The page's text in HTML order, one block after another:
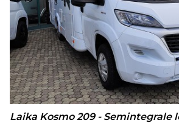
Laika Kosmo 209 - Semintegrale